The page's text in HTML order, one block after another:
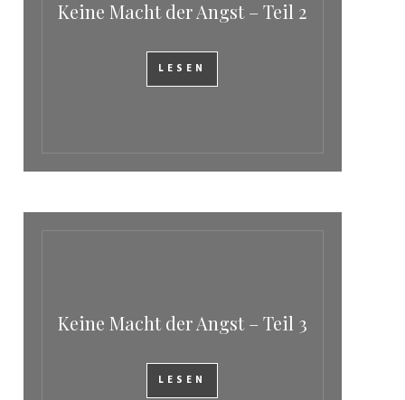
Keine Macht der Angst – Teil 2
LESEN
Keine Macht der Angst – Teil 3
LESEN